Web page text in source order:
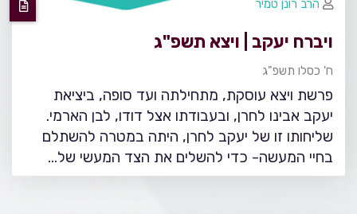
ויברח יעקב | ויצא תשפ"ג
ח' כסלו תשפ"ג
פרשת ויצא עוסקת, מתחילתה ועד סופה, ביציאת
יעקב אבינו לחרן, ובעבודתו אצל דודו, לבן הארמי.
שליחותו זו של יעקב לחרן, היתה במטרה להשתלם
בחיי המעשה- כדי להשלים את הצד המעשי של…
הרב רונן טמיר